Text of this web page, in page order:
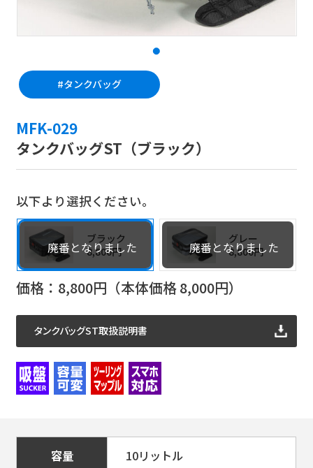
#タンクバッグ
MFK-029
タンクバッグST（ブラック）
以下より選択ください。
ブラック
8,800円
グレー
8,800円
価格： 8,800円（本体価格8,000円）
タンクバッグST取扱説明書
容量 10リットル